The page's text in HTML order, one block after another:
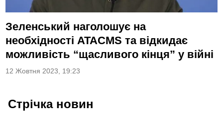
Зеленський наголошує на
необхідності ATACMS та відкидає
можливість “щасливого кінця” у війні
12 Жовтня 2023, 19:23
Стрічка новин